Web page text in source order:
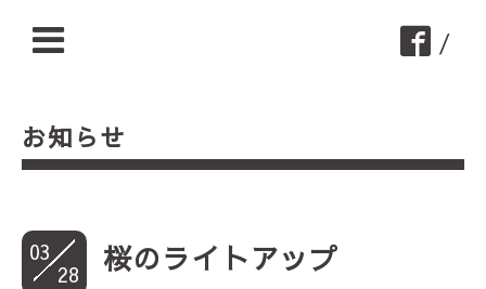
/
お知らせ
03
28
桜のライトアップ